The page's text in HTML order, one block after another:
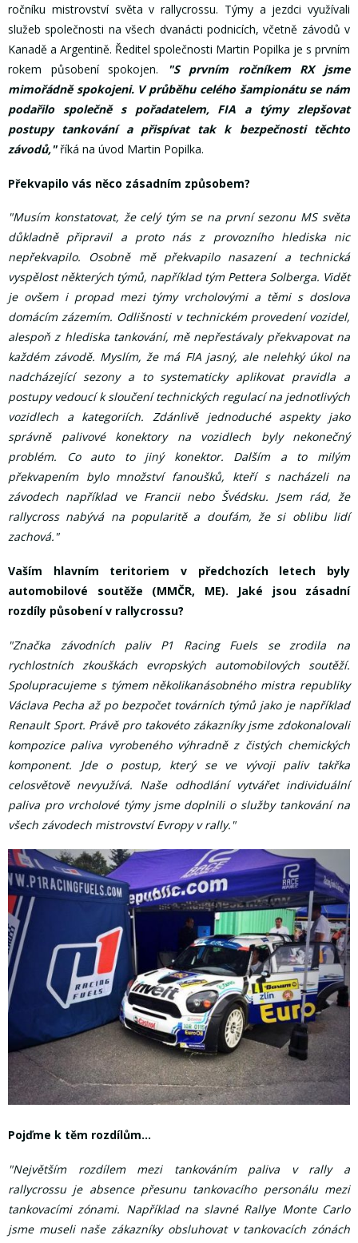
ročníku mistrovství světa v rallycrossu. Týmy a jezdci využívali
služeb společnosti na všech dvanácti podnicích, včetně závodů v
Kanadě a Argentině. Ředitel společnosti Martin Popilka je s prvním
rokem působení spokojen.
"S prvním ročníkem RX jsme
mimořádně spokojeni. V průběhu celého šampionátu se nám
podařilo společně s pořadatelem, FIA a týmy zlepšovat
postupy tankování a přispívat tak k bezpečnosti těchto
závodů," říká na úvod Martin Popilka.
Překvapilo vás něco zásadním způsobem?
"Musím konstatovat, že celý tým se na první sezonu MS světa
důkladně připravil a proto nás z provozního hlediska nic
nepřekvapilo. Osobně mě překvapilo nasazení a technická
vyspělost některých týmů, například tým Pettera Solberga. Vidět
je ovšem i propad mezi týmy vrcholovými a těmi s doslova
domácím zázemím. Odlišnosti v technickém provedení vozidel,
alespoň z hlediska tankování, mě nepřestávaly překvapovat na
každém závodě. Myslím, že má FIA jasný, ale nelehký úkol na
nadcházející sezony a to systematicky aplikovat pravidla a
postupy vedoucí k sloučení technických regulací na jednotlivých
vozidlech a kategoriích. Zdánlivě jednoduché aspekty jako
správně palivové konektory na vozidlech byly nekonečný
problém. Co auto to jiný konektor. Dalším a to milým
překvapením bylo množství fanoušků, kteří s nacházeli na
závodech například ve Francii nebo Švédsku. Jsem rád, že
rallycross nabývá na popularitě a doufám, že si oblibu lidí
zachová."
Vaším hlavním teritoriem v předchozích letech byly
automobilové soutěže (MMČR, ME). Jaké jsou zásadní
rozdíly působení v rallycrossu?
"Značka závodních paliv P1 Racing Fuels se zrodila na
rychlostních zkouškách evropských automobilových soutěží.
Spolupracujeme s týmem několikanásobného mistra republiky
Václava Pecha až po bezpočet továrních týmů jako je například
Renault Sport. Právě pro takovéto zákazníky jsme zdokonalovali
kompozice paliva vyrobeného výhradně z čistých chemických
komponent. Jde o postup, který se ve vývoji paliv takřka
celosvětově nevyužívá. Naše odhodlání vytvářet individuální
paliva pro vrcholové týmy jsme doplnili o služby tankování na
všech závodech mistrovství Evropy v rally."
Pojďme k těm rozdílům...
"Největším rozdílem mezi tankováním paliva v rally a
rallycrossu je absence přesunu tankovacího personálu mezi
tankovacími zónami. Například na slavné Rallye Monte Carlo
jsme museli naše zákazníky obsluhovat v tankovacích zónách